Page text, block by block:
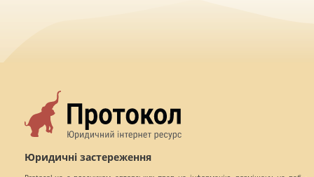
Юридичні застереження